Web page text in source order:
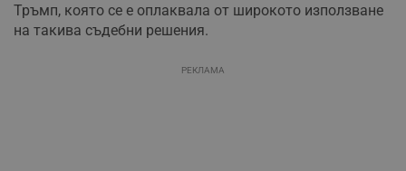
Тръмп, която се е оплаквала от широкото използване
на такива съдебни решения.
РЕКЛАМА